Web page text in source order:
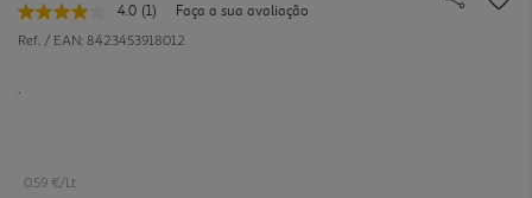
4.0 Leu
uma
(1)
Faça a sua avaliação
Ref. / EAN: 8423453918012
0.59 €/Lt